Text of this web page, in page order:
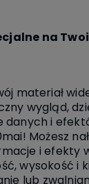
na
materiał
wygląd,
danych i
Możesz
i efekty
wysokość i
lub